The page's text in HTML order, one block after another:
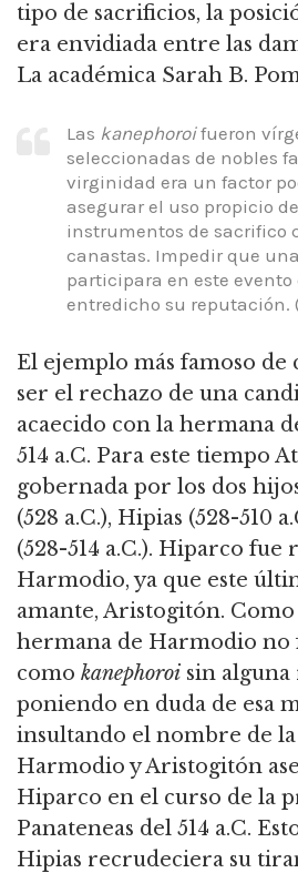
tipo de sacrificios, la
era envidiada entre las
La académica Sarah B.
Las kanephoroifueron
seleccionadas de nobles
virginidad era un factor
asegurar el uso propicio
instrumentos de sacrifico
canastas. Impedir que
participara en este evento
entredicho su reputación.
El ejemplo más famoso de
ser el rechazo de una
acaecido con la hermana
514 a.C. Para este tiempo
gobernada por los dos
(528 a.C.), Hipias (528-510
(528-514 a.C.). Hiparco fue
Harmodio, ya que este
amante, Aristogitón.
hermana de Harmodio no
como kanephoroi sin
poniendo en duda de esa
insultando el nombre de la
Harmodio y Aristogitón
Hiparco en el curso de la
Panateneas del 514 a.C.
Hipias recrudeciera su